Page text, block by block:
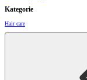
Kategorie
Hair care